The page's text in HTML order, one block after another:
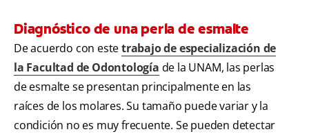
Diagnóstico de una perla de esmalte
De acuerdo con estetrabajo de especialización de
la Facultad de Odontología de la UNAM, las perlas
de esmalte se presentan principalmente en las
raíces de los molares. Su tamaño puede variar y la
condición no es muy frecuente. Se pueden detectar